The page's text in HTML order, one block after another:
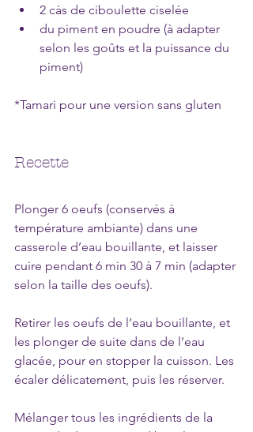
2 càs de ciboulette ciselée
du piment en poudre (à adapter
selon les goûts et la puissance du
piment)
*Tamari pour une version sans gluten
Recette
Plonger 6 oeufs (conservés à
température ambiante) dans une
casserole d’eau bouillante, et laisser
cuire pendant 6 min 30 à 7 min (adapter
selon la taille des oeufs).
Retirer les oeufs de l’eau bouillante, et
les plonger de suite dans de l’eau
glacée, pour en stopper la cuisson. Les
écaler délicatement, puis les réserver.
Mélanger tous les ingrédients de la